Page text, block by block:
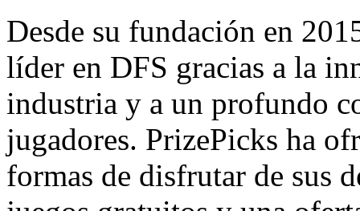
Desde su fundación en
líder en DFS gracias a la
industria y a un profundo
jugadores. PrizePicks ha
formas de disfrutar de sus